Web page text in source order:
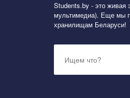
Students.by - это живая
мультимедиа). Еще мы
хранилищам Беларуси!